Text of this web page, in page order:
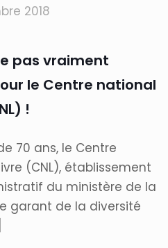
2018
pas vraiment
le Centre national
!
70 ans, le Centre
(CNL), établissement
du ministère de la
garant de la diversité